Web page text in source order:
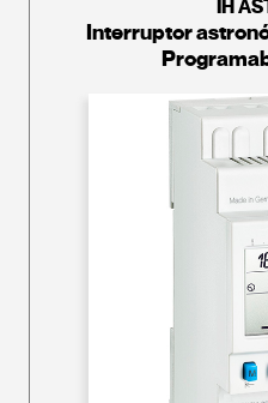
IH
Interruptor